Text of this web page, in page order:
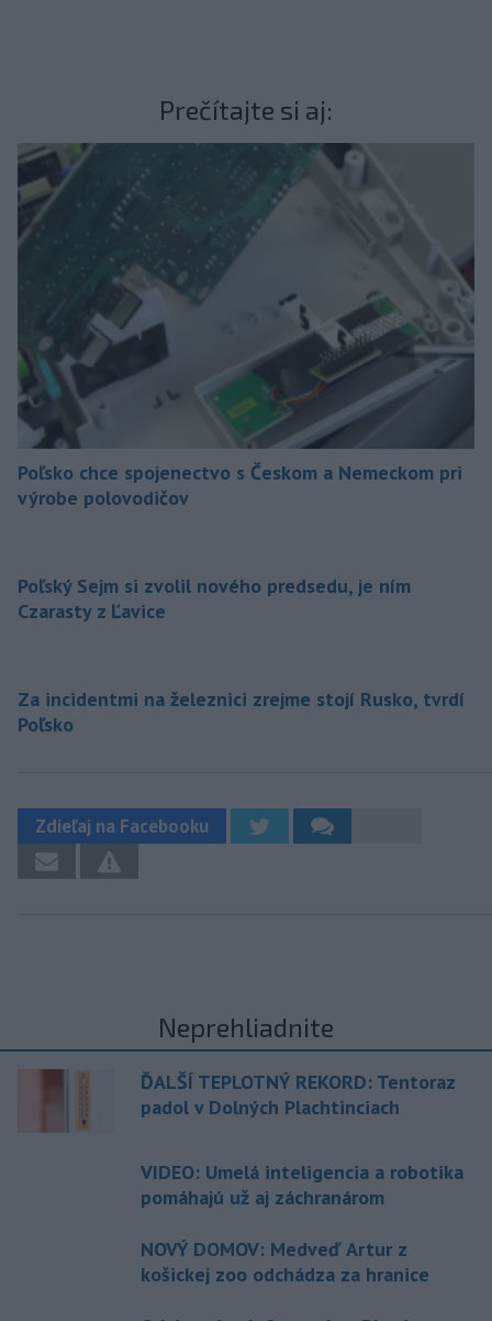
Prečítajte si aj:
Poľsko chce spojenectvo s Českom a Nemeckom pri
výrobe polovodičov
Poľský Sejm si zvolil nového predsedu, je ním
Czarasty z Ľavice
Za incidentmi na železnici zrejme stojí Rusko, tvrdí
Poľsko
Zdieľaj na Facebooku
Neprehliadnite
ĎALŠÍ TEPLOTNÝ REKORD: Tentoraz
padol v Dolných Plachtinciach
VIDEO: Umelá inteligencia a robotika
pomáhajú už aj záchranárom
NOVÝ DOMOV: Medveď Artur z
košickej zoo odchádza za hranice